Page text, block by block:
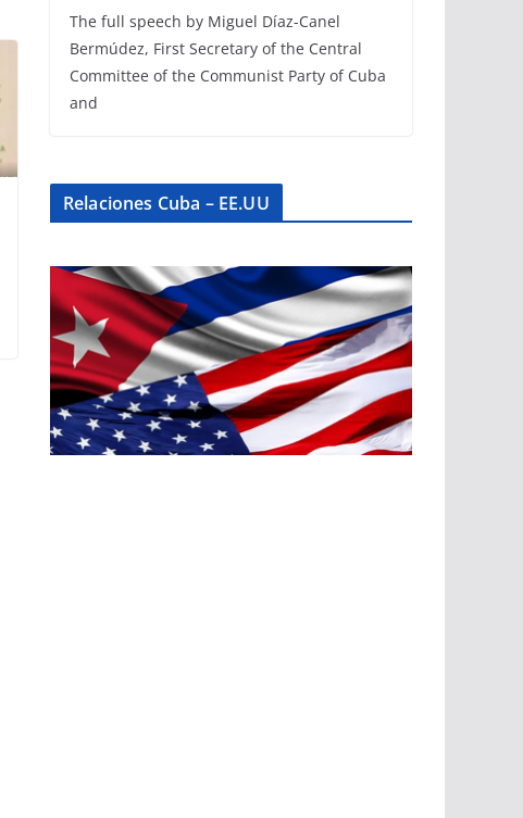
The full speech by Miguel Díaz-Canel
Bermúdez, First Secretary of the Central
Committee of the Communist Party of Cuba
and
Relaciones Cuba – EE.UU